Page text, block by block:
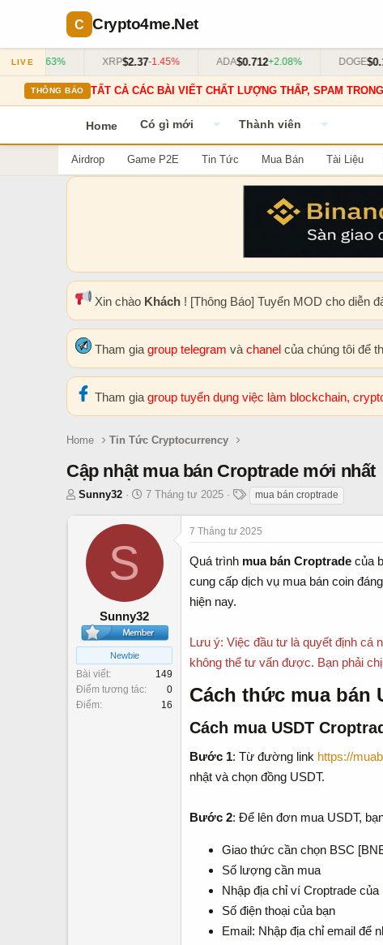
Crypto4me.Net
LIVE $2.37-1.45% $0.712+2.08% $0.182-
THÔNG BÁO TẤT CẢ CÁC BÀI VIẾT CHẤT LƯỢNG THẤP, SPAM
Home Có gì mới Thành viên
Airdrop Game P2E Tin Tức Mua Bán Tài Liệu
Xin chào Khách ! [Thông Báo] Tuyển MOD cho diễn
Tham gia group telegram và chanel của chúng tôi để
Tham gia group tuyển dụng việc làm blockchain,
Home Tin Tức Cryptocurrency
Cập nhật mua bán Croptrade mới nhất
T
a
e
r
Sunny32
N
t
ầ
u
7 Tháng tư 2025
ẻ
mua bán croptrade
S
Sunny32
Newbie
Bài viết
149
Điểm tương tác
0
Điểm
16
7 Tháng tư 2025
Quá trình mua bán Croptrade của
cung cấp dịch vụ mua bán coin
hiện nay.
Lưu ý: Việc đầu tư là quyết định cá
không thể tư vấn được. Bạn phải
Cách thức mua bán
Cách mua USDT
Bước 1: Từ đường link https://
nhật và chọn đồng USDT.
Bước 2: Để lên đơn mua USDT,
Giao thức cần chọn BSC
Số lượng cần mua
Nhập địa chỉ ví Croptrade
Số điện thoại của bạn
Email: Nhập địa chỉ email để